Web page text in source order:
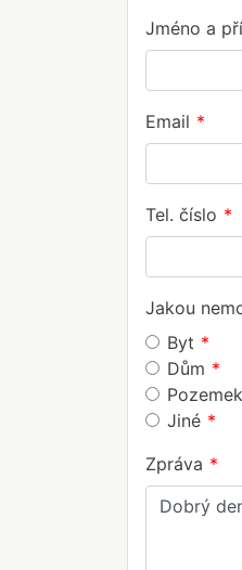
Jméno a
Email
Tel. číslo
Jakou
Byt
Dům
Pozemek
Jiné
Zpráva